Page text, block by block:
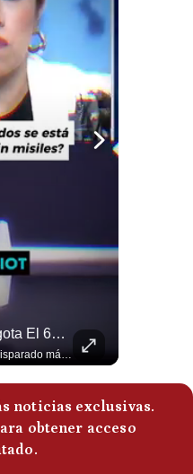
Guerra Con Irán Agota El 61% De Los Interceptores Patriot De EE.UU. | #radar24
Estados Unidos habría disparado más de 1,000 misiles Tomahawk durante la guerra contra Irán y que sus reservas podrían no recuperar los niveles anteriores hasta 2030 o 2031. Washington y sus aliados habrían utilizado hasta el 61% de sus interceptores Patriot. #EstadosUnidos #Tomahawk #Iran #Misiles #Patriot #Geopolitica #NoticiasInternacionales #Guerra #Shorts 👉 Suscríbete y activa la campana para no perderte nuestro análisis diario. 🌎 Síguenos en nuestras redes sociales: 📌 Web oficial: https://gestion.pe/mundo/ 📌 LinkedIn: http://bit.ly/3HYIET0 📌 X (Twitter): http://bit.ly/4noZtX9 📌 TikTok: http://bit.ly/4evB6TO